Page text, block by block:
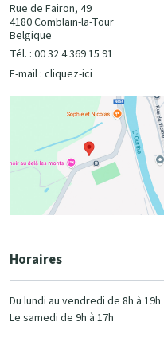
Rue de Fairon, 49
4180 Comblain-la-Tour
Belgique
Tél. : 00 32 4 369 15 91
E-mail : cliquez-ici
Horaires
Du lundi au vendredi de 8h à 19h
Le samedi de 9h à 17h